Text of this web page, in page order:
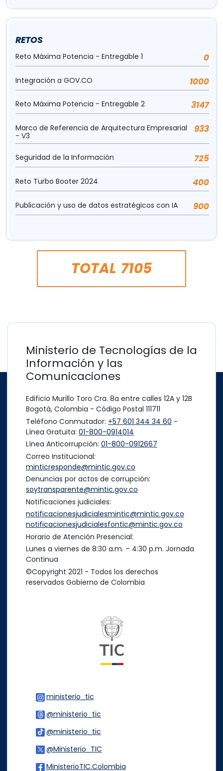
RETOS
Reto Máxima Potencia - Entregable 1 0
Integración a GOV.CO 1000
Reto Máxima Potencia - Entregable 2 3147
Marco de Referencia de Arquitectura Empresarial
- V3
933
Seguridad de la Información 725
Reto Turbo Booter 2024 400
Publicación y uso de datos estratégicos con IA 900
TOTAL 7105
Ministerio de Tecnologías de la
Información y las
Comunicaciones
Edificio Murillo Toro Cra. 8a entre calles 12A y 12B
Bogotá, Colombia - Código Postal 111711
Teléfono Conmutador: +57 601 344 34 60 -
Línea Gratuita: 01-800-0914014
Línea Anticorrupción: 01-800-0912667
Correo Institucional:
minticresponde@mintic.gov.co
Denuncias por actos de corrupción:
soytransparente@mintic.gov.co
Notificaciones judiciales:
notificacionesjudicialesmintic@mintic.gov.co
notificacionesjudicialesfontic@mintic.gov.co
Horario de Atención Presencial:
Lunes a viernes de 8:30 a.m. – 4:30 p.m. Jornada
Continua
©Copyright 2021 - Todos los derechos
reservados Gobierno de Colombia
ministerio_tic
@ministerio_tic
@ministerio_tic
@Ministerio_TIC
MinisterioTIC.Colombia